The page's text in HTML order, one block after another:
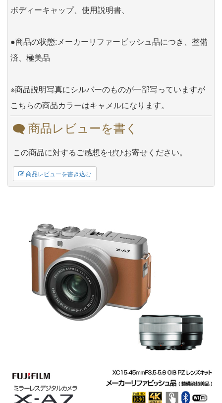
ボディーキャップ、使用説明書、
●商品の状態:メーカーリファービッシュ品につき、整備
済、極美品
※商品説明写真にシルバーのものが一部写っていますが
こちらの商品カラーはキャメルになります。
商品レビューを書く
この商品に対するご感想をぜひお寄せください。
商品レビューを書き込む